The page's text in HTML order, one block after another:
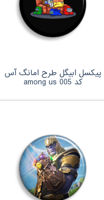
پیکسل ابیگل طرح امانگ آس
کد among us 005